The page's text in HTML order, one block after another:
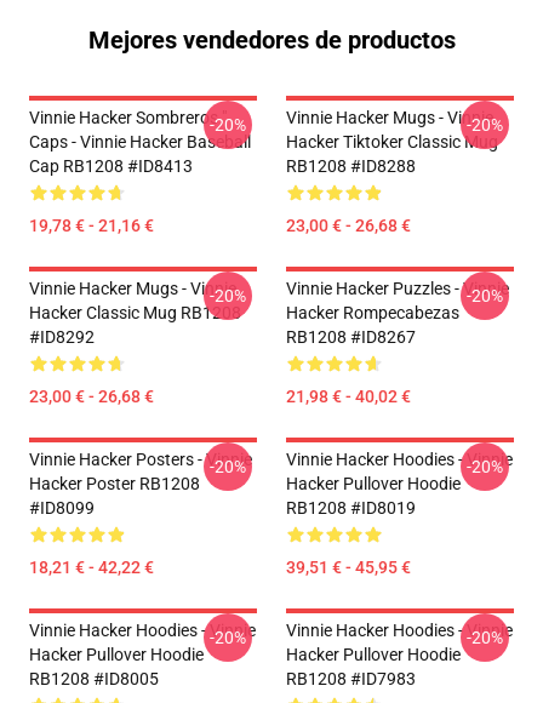
Mejores vendedores de productos
Vinnie Hacker Sombreros "
Caps - Vinnie Hacker Baseball
Cap RB1208 #ID8413
19,78 € - 21,16 €
-20%
Vinnie Hacker Mugs - Vinnie
Hacker Tiktoker Classic Mug
RB1208 #ID8288
23,00 € - 26,68 €
-20%
Vinnie Hacker Mugs - Vinnie
Hacker Classic Mug RB1208
#ID8292
23,00 € - 26,68 €
-20%
Vinnie Hacker Puzzles - Vinnie
Hacker Rompecabezas
RB1208 #ID8267
21,98 € - 40,02 €
-20%
Vinnie Hacker Posters - Vinnie
Hacker Poster RB1208
#ID8099
18,21 € - 42,22 €
-20%
Vinnie Hacker Hoodies - Vinnie
Hacker Pullover Hoodie
RB1208 #ID8019
39,51 € - 45,95 €
-20%
Vinnie Hacker Hoodies - Vinnie
Hacker Pullover Hoodie
RB1208 #ID8005
-20%
Vinnie Hacker Hoodies - Vinnie
Hacker Pullover Hoodie
RB1208 #ID7983
-20%